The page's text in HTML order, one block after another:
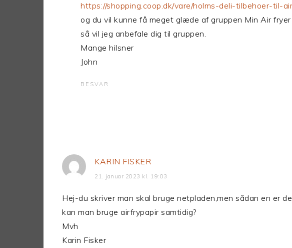
https://shopping.coop.dk/vare/holms-deli-tilbehoer-
og du vil kunne få meget glæde af gruppen Min Air
så vil jeg anbefale dig til gruppen.
Mange hilsner
John
BESVAR
KARIN FISKER
21. januar 2023 kl. 19:03
Hej-du skriver man skal bruge netpladen,men sådan en er
kan man bruge airfrypapir samtidig?
Mvh
Karin Fisker